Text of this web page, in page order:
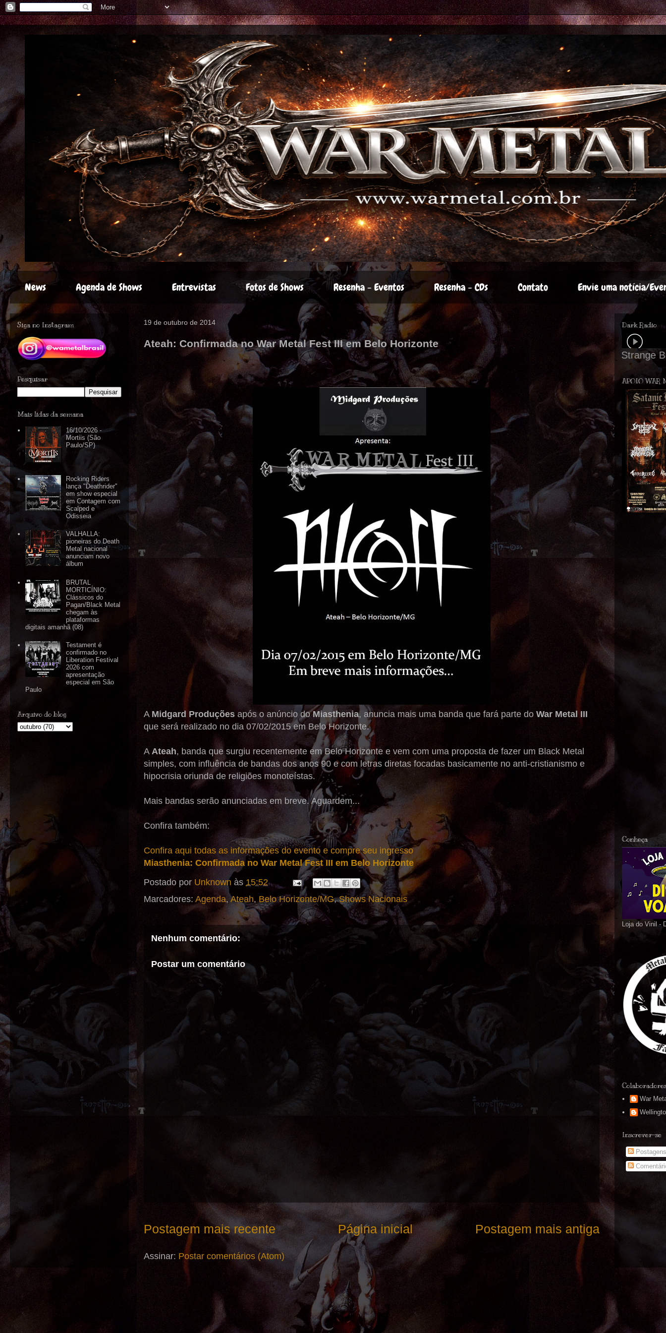
News Agenda de Shows Entrevistas Fotos de Shows Resenha - Eventos Resenha - CDs Contato Envie uma notícia/
19 de outubro de 2014
Ateah: Confirmada no War Metal Fest III em Belo Horizonte
A Midgard Produções após o anúncio doMiasthenia, anuncia mais uma banda que fará parte do War Metal III
que será realizado no dia 07/02/2015 em Belo Horizonte.
A Ateah, banda que surgiu recentemente em Belo Horizonte e vem com uma proposta de fazer um Black Metal
simples, com influência de bandas dos anos 90 e com letras diretas focadas basicamente no anti-cristianismo e
hipocrisia oriunda de religiões monoteístas.
Mais bandas serão anunciadas em breve. Aguardem...
Confira também:
Confira aqui todas as informações do evento e compre seu ingresso
Miasthenia: Confirmada no War Metal Fest III em Belo Horizonte
Postado por Unknown às 15:52
Marcadores: Agenda, Ateah,Belo Horizonte/MG,Shows Nacionais
Nenhum comentário:
Postar um comentário
Postagem mais recente Postagem mais antiga
Página inicial
Assinar: Postar comentários (Atom)
Siga no Instagram
Pesquisar
Mais lidas da semana
16/10/2026 -
Mortiis (São
Paulo/SP)
Rocking Riders
lança "Deathrider"
em show especial
em Contagem com
Scalped e
Odisseia
VALHALLA:
pioneiras do Death
Metal nacional
anunciam novo
álbum
BRUTAL
MORTICÍNIO:
Clássicos do
Pagan/Black Metal
chegam às
plataformas
digitais amanhã (08)
Testament é
confirmado no
Liberation Festival
2026 com
apresentação
especial em São
Paulo
Arquivo do blog
Dark Radio
APOIO WAR
Conheça
Loja do Vinil -
War
Inscrever-se
Postagens